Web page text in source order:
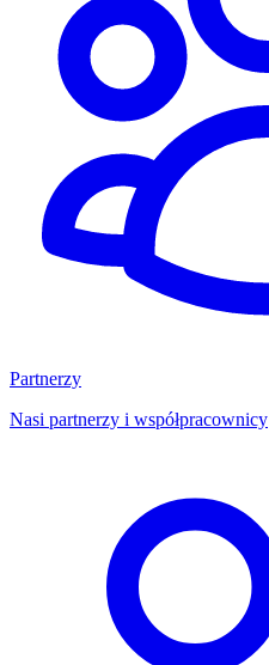
Partnerzy
Nasi partnerzy i współpracownicy